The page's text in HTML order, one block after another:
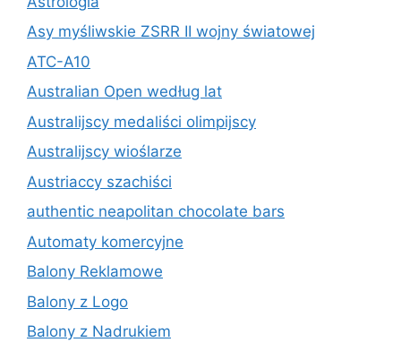
Asy myśliwskie ZSRR II wojny światowej
ATC-A10
Australian Open według lat
Australijscy medaliści olimpijscy
Australijscy wioślarze
Austriaccy szachiści
authentic neapolitan chocolate bars
Automaty komercyjne
Balony Reklamowe
Balony z Logo
Balony z Nadrukiem